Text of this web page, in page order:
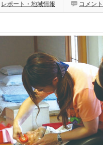
レポート・地域情報 コメン